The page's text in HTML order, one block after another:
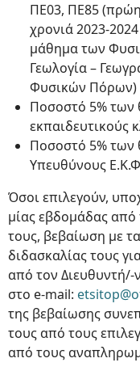
ΠΕ03, ΠΕ85
χρονιά 2023-
μάθημα των
Γεωλογία –
Φυσικών Πόρων)
Ποσοστό 5% των
Ποσοστό 5% των
Υπευθύνους
Όσοι επιλεγούν,
μίας εβδομάδας από
τους, βεβαίωση με
διδασκαλίας τους
από τον
στο e-mail:
της βεβαίωσης
τους από τους
από τους